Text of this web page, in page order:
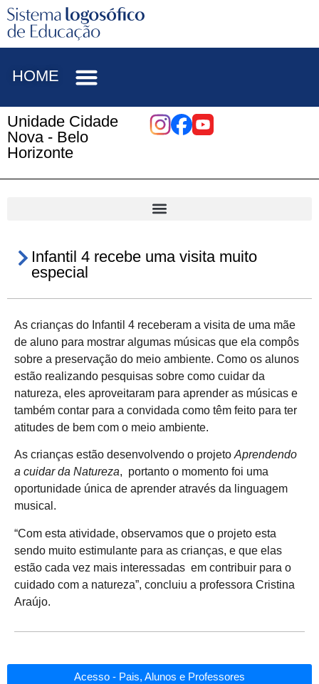
HOME
Unidade Cidade
Nova - Belo
Horizonte
Infantil 4 recebe uma visita muito
especial
As crianças do Infantil 4 receberam a visita de uma mãe
de aluno para mostrar algumas músicas que ela compôs
sobre a preservação do meio ambiente. Como os alunos
estão realizando pesquisas sobre como cuidar da
natureza, eles aproveitaram para aprender as músicas e
também contar para a convidada como têm feito para ter
atitudes de bem com o meio ambiente.
As crianças estão desenvolvendo o projeto Aprendendo
a cuidar da Natureza, portanto o momento foi uma
oportunidade única de aprender através da linguagem
musical.
“Com esta atividade, observamos que o projeto esta
sendo muito estimulante para as crianças, e que elas
estão cada vez mais interessadas em contribuir para o
cuidado com a natureza”, concluiu a professora Cristina
Araújo.
Acesso - Pais, Alunos e Professores